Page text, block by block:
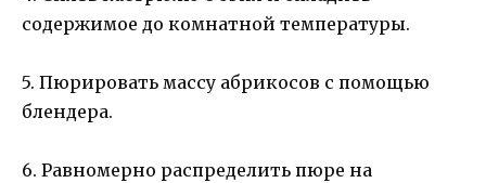
содержимое до комнатной температуры.
5. Пюрировать массу абрикосов с помощью
блендера.
6. Равномерно распределить пюре на